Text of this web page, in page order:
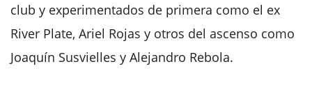
club y experimentados de primera como el ex
River Plate, Ariel Rojas y otros del ascenso como
Joaquín Susvielles y Alejandro Rebola.